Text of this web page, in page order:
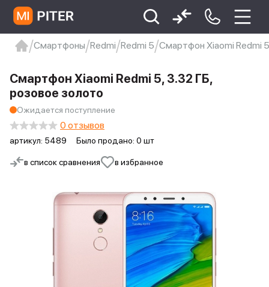
Xiaomi 9 про
xiaomi redmi 12c
Смартфоны Redmi Redmi 5 Смартфон Xiaomi Redmi
в список сравнения в избранное
Смартфон Xiaomi Redmi 5, 3.32 ГБ,
розовое золото
Ожидается поступление
артикул: 5489 Было продано: 0 шт
0 отзывов